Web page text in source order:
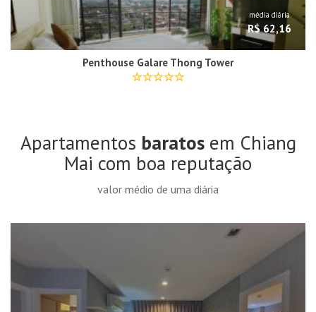
média diária
R$ 62,16
Penthouse Galare Thong Tower
Apartamentos baratosem Chiang
Mai com boa reputação
valor médio de uma diária